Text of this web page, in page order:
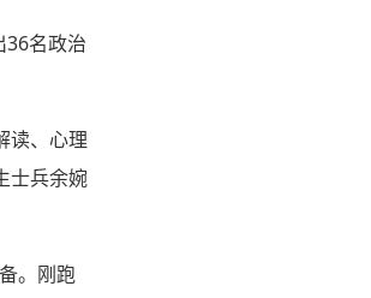
36名政治
读、心理
士兵余婉
。刚跑